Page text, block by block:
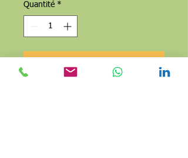
Quantité *